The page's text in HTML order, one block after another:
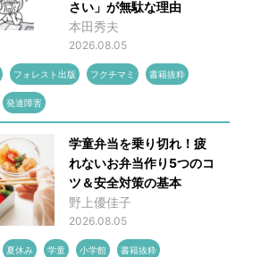
さい」が無駄な理由
本田秀夫
2026.08.05
フォレスト出版 フクチマミ 書籍抜粋
発達障害
学童弁当を乗り切れ！疲
れないお弁当作り5つのコ
ツ＆安全対策の基本
野上優佳子
2026.08.05
夏休み 学童 小学館 書籍抜粋